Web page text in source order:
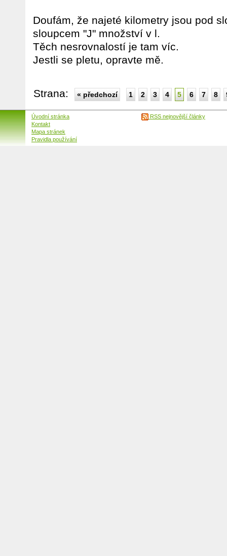
Doufám, že najeté kilometry jsou pod
sloupcem "J" množství v l.
Těch nesrovnalostí je tam víc.
Jestli se pletu, opravte mě.
Strana: « předchozí 1 2 3 4 5 6 7 8
Úvodní stránka
Kontakt
Mapa stránek
Pravidla používání
RSS nejnovější články